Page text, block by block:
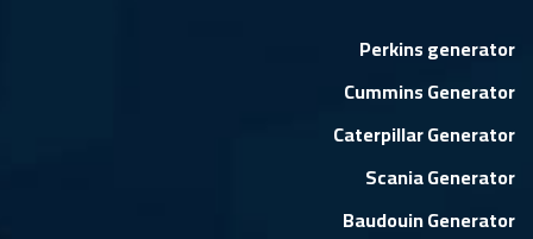
Perkins generator
Cummins Generator
Caterpillar Generator
Scania Generator
Baudouin Generator